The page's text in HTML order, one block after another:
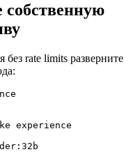
собственную
без rate limits разверните
experience